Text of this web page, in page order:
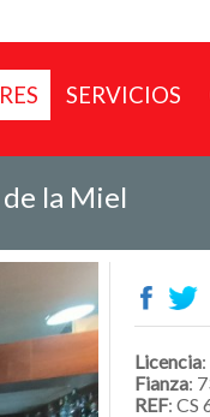
SERVICIOS
la Miel
Licencia
Fianza:
REF: CS